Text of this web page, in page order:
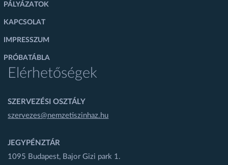
PÁLYÁZATOK
KAPCSOLAT
IMPRESSZUM
PRÓBATÁBLA
Elérhetőségek
SZERVEZÉSI OSZTÁLY
szervezes@nemzetiszinhaz.hu
JEGYPÉNZTÁR
1095 Budapest, Bajor Gizi park 1.